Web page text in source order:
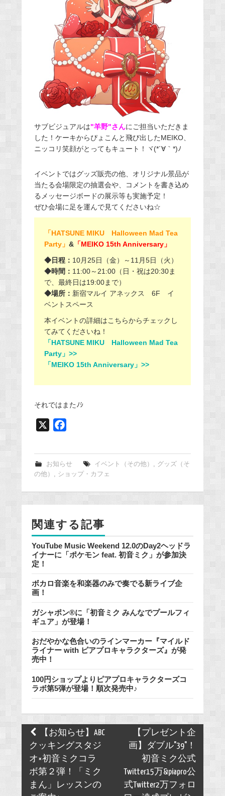
サブビジュアルは"羊野"さんにご担当いただきま
した！ケーキからぴょこんと飛び出したMEIKO、
ニッコリ笑顔がとってもキュート！ヾ(*´∀｀*)ﾉ
イベントではグッズ販売の他、オリジナル景品が
当たる会場限定の抽選会や、コメントを書き込め
るメッセージボードの展示等も実施予定！
ぜひ会場に足を運んで見てくださいね☆
「HATSUNE MIKU Halloween Mad Tea
Party」 &「MEIKO 15th Anniversary」
◆日程： 10月25日（金）～11月5日（火）
◆時間： 11:00～21:00（日・祝は20:30ま
で、最終日は19:00まで）
◆場所： 新宿マルイ アネックス 6F イ
ベントスペース
本イベントの詳細はこちらからチェックし
てみてくださいね！
「HATSUNE MIKU Halloween Mad Tea
Party」>>
「MEIKO 15th Anniversary」>>
それではまたﾉｼ
e
b
o
o
お知らせ イベント（その他）
グッズ（そ
の他）
ショップ・カフェ
関連する記事
YouTube Music Weekend 12.0のDay2ヘッドラ
イナーに「ポケモン feat. 初音ミク」が参加決
定！
ボカロ音楽を和楽器のみで奏でる新ライブ企
画！
ガシャポン®に「初音ミク みんなでプールフィ
ギュア」が登場！
おだやかな色合いのラインマーカー『マイルド
ライナー with ピアプロキャラクターズ』が発
売中！
100円ショップよりピアプロキャラクターズコ
ラボ第5弾が登場！順次発売中♪
Post
navigation
【お知らせ】ABC
クッキングスタジ
オ×初音ミクコラ
ボ第２弾！「ミク
まん」レッスンの
【プレゼント企
画】ダブル"39"！
初音ミク公式
Twitter15万&piapro公
式Twitter2万フォロ